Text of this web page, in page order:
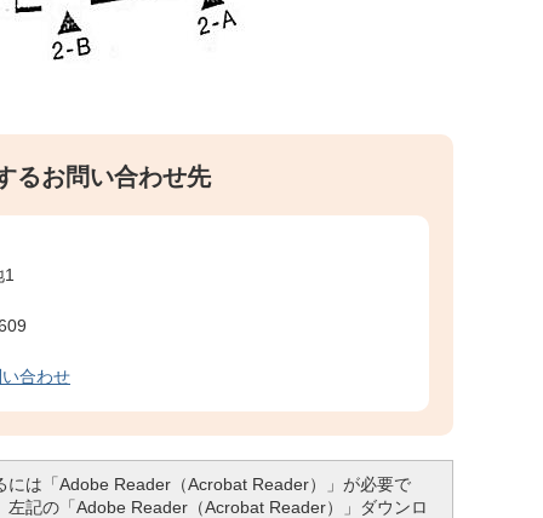
るお問い合わせ先
合わせ
には「Adobe Reader（Acrobat Reader）」が必要で
左記の「Adobe Reader（Acrobat Reader）」ダウンロ